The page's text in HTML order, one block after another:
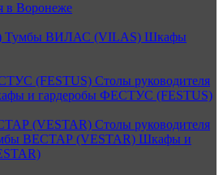
в Воронеже
Тумбы ВИЛАС (VILAS) Шкафы
(FESTUS) Столы руководителя
и гардеробы ФЕСТУС (FESTUS)
(VESTAR) Столы руководителя
ВЕСТАР (VESTAR) Шкафы и